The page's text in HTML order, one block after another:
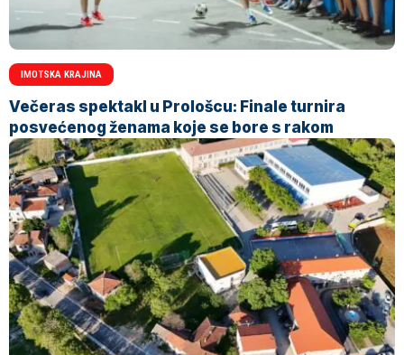
IMOTSKA KRAJINA
Večeras spektakl u Prološcu: Finale turnira
posvećenog ženama koje se bore s rakom